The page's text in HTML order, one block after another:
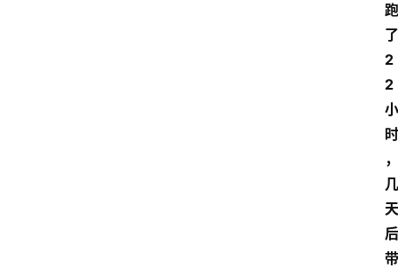
跑
了
2
2
小
时
，
几
天
后
带